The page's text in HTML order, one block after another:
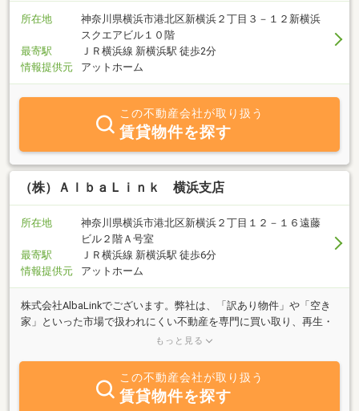
所在地
神奈川県横浜市港北区新横浜２丁目３－１２新横浜
スクエアビル１０階
最寄駅
ＪＲ横浜線 新横浜駅 徒歩2分
情報提供元
アットホーム
この不動産会社が取り扱う
賃貸物件を探す
（株）ＡｌｂａＬｉｎｋ 横浜支店
所在地
神奈川県横浜市港北区新横浜２丁目１２－１６遠藤
ビル２階Ａ号室
最寄駅
ＪＲ横浜線 新横浜駅 徒歩6分
情報提供元
アットホーム
株式会社AlbaLinkでございます。弊社は、「訳あり物件」や「空き
家」といった市場で扱われにくい不動産を専門に買い取り、再生・
再販する「不動産買取再販事業」を展開する会社です。主に「空き
定を締結しながら空き家問題の解決に取り組んでいます。2025年に
は、東証グロース市場へ上場を果たし、その他数々のメディアでも
紹介されています。2025年12月現在、東京、千葉、つくば、大宮、
もっと見る
この不動産会社が取り扱う
賃貸物件を探す